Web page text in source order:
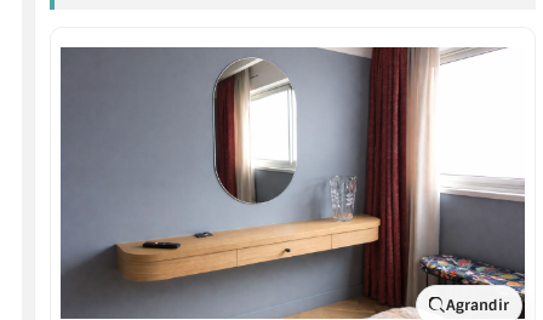
VERRE SUR MESURE
VERRE EXTRACLAIR
VERRE TREMPÉ (SÉCURIT)
PAROI DE DOUCHE Agrandir